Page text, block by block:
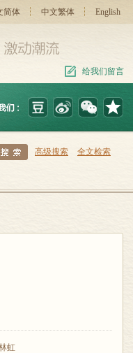
简体 中文繁体 English
给我们留言
高级搜索 全文检索
虹